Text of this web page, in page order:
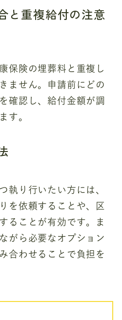
と重複給付の注意
保険の埋葬料と重複し
ません。申請前にどの
確認し、給付金額が調
す。
執り行いたい方には、
を依頼することや、区
ることが有効です。ま
がら必要なオプション
合わせることで負担を